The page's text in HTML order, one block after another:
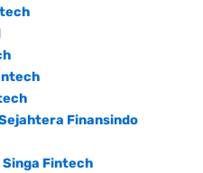
Finansindo
Singa Fintech